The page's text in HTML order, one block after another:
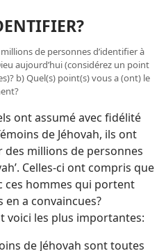
de personnes d’identifier à
aujourd’hui (considérez un point
b) Quel(s) point(s) vous a (ont) le
ont assumé avec fidélité
de Jéhovah, ils ont
millions de personnes
Celles-ci ont compris que
ces hommes qui portent
en a convaincues?
voici les plus importantes:
de Jéhovah sont toutes